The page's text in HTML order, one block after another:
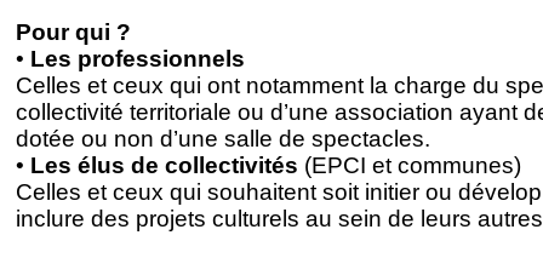
Pour qui ?
• Les professionnels
Celles et ceux qui ont notamment la charge du
collectivité territoriale ou d’une association ayant
dotée ou non d’une salle de spectacles.
• Les élus de collectivités (EPCI et communes)
Celles et ceux qui souhaitent soit initier ou
inclure des projets culturels au sein de leurs